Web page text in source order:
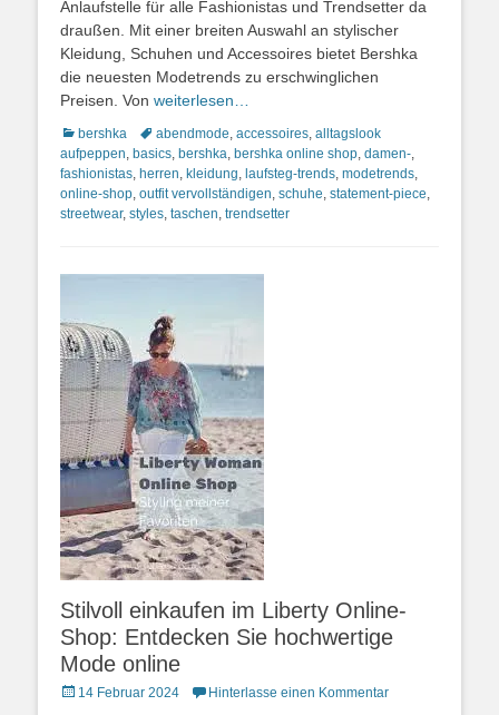
Anlaufstelle für alle Fashionistas und Trendsetter da
draußen. Mit einer breiten Auswahl an stylischer
Kleidung, Schuhen und Accessoires bietet Bershka
die neuesten Modetrends zu erschwinglichen
Preisen. Von weiterlesen…
Kategorien
bershka Schlagworte
abendmode, accessoires, alltagslook
aufpeppen, basics, bershka, bershka online shop, damen-,
fashionistas, herren, kleidung, laufsteg-trends, modetrends,
online-shop, outfit vervollständigen, schuhe, statement-piece,
streetwear, styles, taschen, trendsetter
Stilvoll einkaufen im Liberty Online-
Shop: Entdecken Sie hochwertige
Mode online
Posted
14 Februar 2024 Hinterlasse einen Kommentar